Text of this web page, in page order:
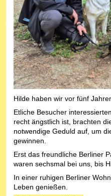
Hilde haben wir vor fünf
Etliche Besucher
recht ängstlich ist, brachten
notwendige Geduld auf, um
gewinnen.
Erst das freundliche Berliner
waren sechsmal bei uns, bis
In einer ruhigen Berliner
Leben genießen.